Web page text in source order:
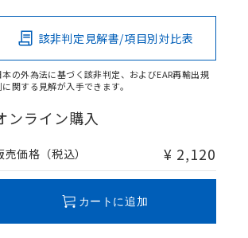
該非判定見解書/項目別対比表
本の外為法に基づく該非判定、およびEAR再輸出規
に関する見解が入手できます。
ンライン購入
売価格（税込） ¥ 2,120
カートに追加